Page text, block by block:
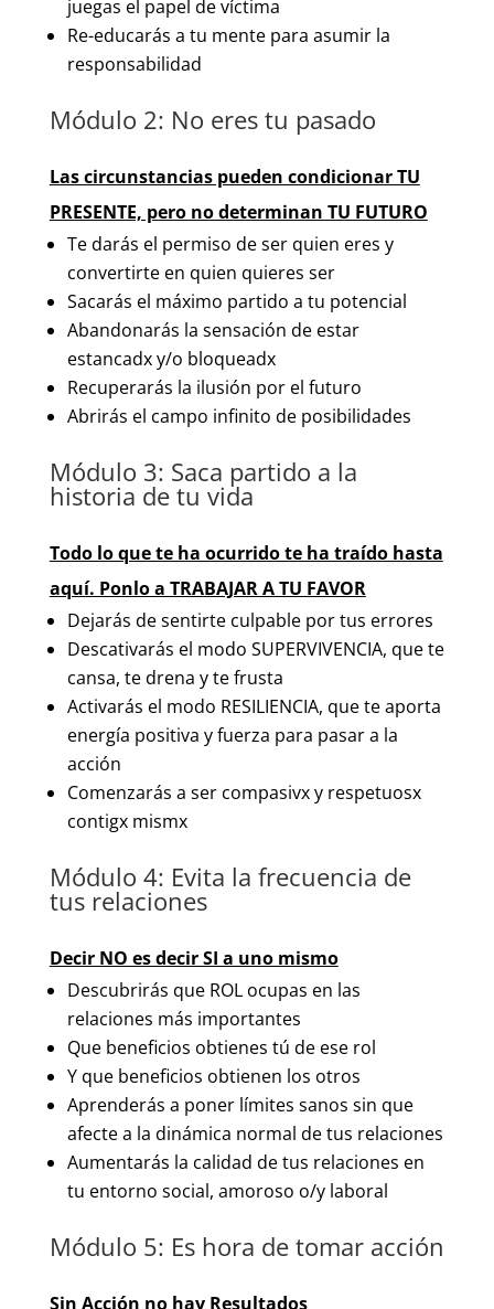
juegas el papel de víctima
Re-educarás a tu mente para asumir la
responsabilidad
Módulo 2: No eres tu pasado
Las circunstancias pueden condicionar TU
PRESENTE, pero no determinan TU FUTURO
Te darás el permiso de ser quien eres y
convertirte en quien quieres ser
Sacarás el máximo partido a tu potencial
Abandonarás la sensación de estar
estancadx y/o bloqueadx
Recuperarás la ilusión por el futuro
Abrirás el campo infinito de posibilidades
Módulo 3: Saca partido a la
historia de tu vida
Todo lo que te ha ocurrido te ha traído hasta
aquí. Ponlo a TRABAJAR A TU FAVOR
Dejarás de sentirte culpable por tus errores
Descativarás el modo SUPERVIVENCIA, que te
cansa, te drena y te frusta
Activarás el modo RESILIENCIA, que te aporta
energía positiva y fuerza para pasar a la
acción
Comenzarás a ser compasivx y respetuosx
contigx mismx
Módulo 4: Evita la frecuencia de
tus relaciones
Decir NO es decir SI a uno mismo
Descubrirás que ROL ocupas en las
relaciones más importantes
Que beneficios obtienes tú de ese rol
Y que beneficios obtienen los otros
Aprenderás a poner límites sanos sin que
afecte a la dinámica normal de tus relaciones
Aumentarás la calidad de tus relaciones en
tu entorno social, amoroso o/y laboral
Módulo 5: Es hora de tomar acción
Sin Acción no hay Resultados